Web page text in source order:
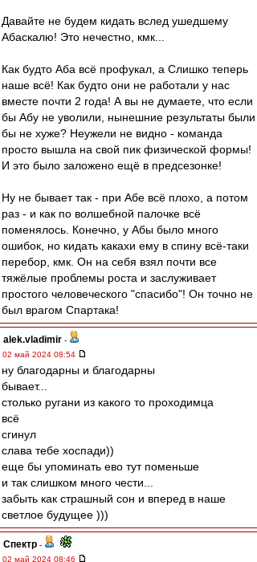
Давайте не будем кидать вслед ушедшему
Абаскалю! Это нечестно, кмк...
Как будто Аба всё профукал, а Слишко теперь
наше всё! Как будто они не работали у нас
вместе почти 2 года! А вы не думаете, что если
бы Абу не уволили, нынешние результаты были
бы не хуже? Неужели не видно - команда
просто вышла на свой пик физической формы!
И это было заложено ещё в предсезонке!
Ну не бывает так - при Абе всё плохо, а потом
раз - и как по волшебной палочке всё
поменялось. Конечно, у Абы было много
ошибок, но кидать какахи ему в спину всё-таки
перебор, кмк. Он на себя взял почти все
тяжёлые проблемы роста и заслуживает
простого человеческого "спасибо"! Он точно не
был врагом Спартака!
alek.vladimir -
02 май 2024 08:54
ну благодарны и благодарны
бывает...
столько ругани из какого то проходимца
всё
сгинул
слава тебе хоспади))
еще бы упоминать ево тут поменьше
и так слишком много чести...
забыть как страшный сон и вперед в наше
светлое будущее )))
Спектр -
02 май 2024 08:46